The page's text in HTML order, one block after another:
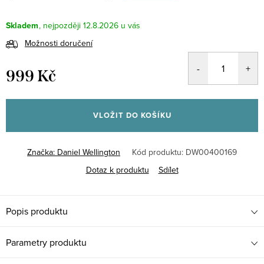
Skladem
12.8.2026
Možnosti doručení
999 Kč
cena:
VLOŽIT DO KOŠÍKU
Značka: Daniel Wellington Kód produktu: DW00400169
Dotaz k produktu
Sdílet
Popis produktu
Parametry produktu